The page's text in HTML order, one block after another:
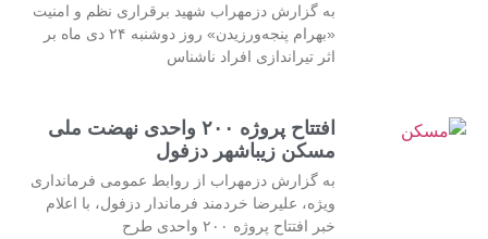
به گزارش دزمهراب شهید برقراری نظم و امنیت
«بهرام پنجه‌ورزیدن» روز دوشنبه ۲۴ دی ماه بر
اثر تیراندازی افراد ناشناس
افتتاح پروژه ۲۰۰ واحدی نهضت ملی
مسکن زیباشهر دزفول
به گزارش دزمهراب از روابط عمومی فرمانداری
ویژه، علیرضا خردمند فرماندار دزفول، با اعلام
خبر افتتاح پروژه ۲۰۰ واحدی طرح